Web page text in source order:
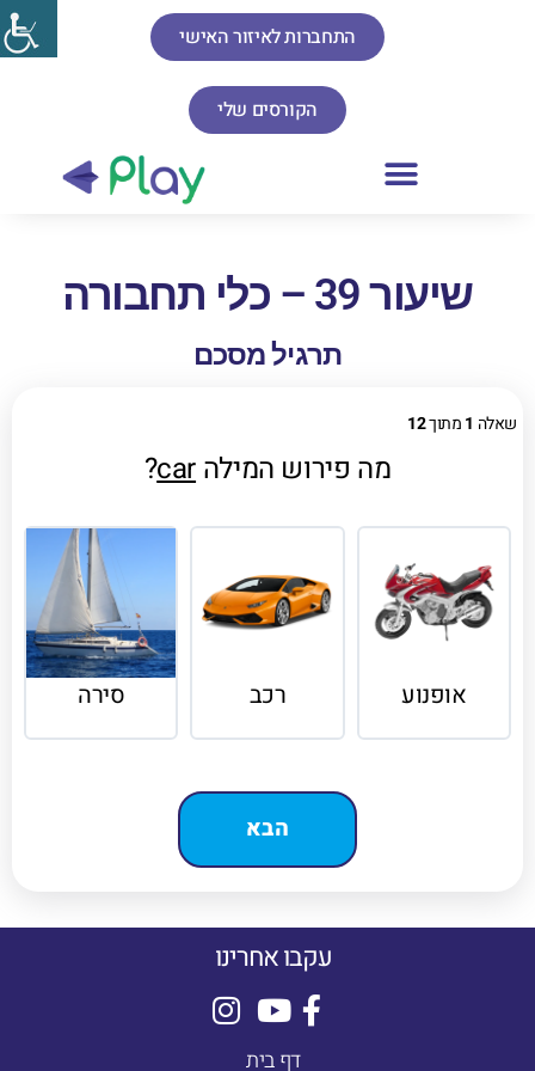
התחברות לאיזור האישי
הקורסים שלי
שיעור 39 – כלי תחבורה
תרגיל מסכם
שאלה 1מתוך12
מה פירוש המילה car
?
אופנוע רכב סירה
דף בית
עקבו אחרינו